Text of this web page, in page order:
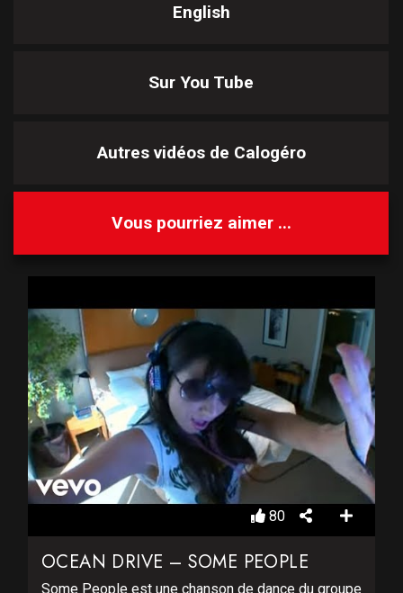
English
Sur You Tube
Autres vidéos de Calogéro
Vous pourriez aimer ...
80
OCEAN DRIVE – SOME PEOPLE
Some People est une chanson de dance du groupe